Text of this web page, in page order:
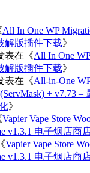
All In One WP
解版插件下载》
表在《All In One
解版插件下载》
表在《All-in-One
+ v7.73 –
》
Vapier Vape Store
v1.3.1 电子烟店商
Vapier Vape Store
v1.3.1 电子烟店商